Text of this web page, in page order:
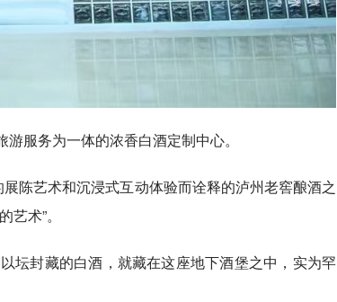
服务为一体的浓香白酒定制中心。
陈艺术和沉浸式互动体验而诠释的泸州老窖酿酒之
术”。
坛封藏的白酒，就藏在这座地下酒堡之中，实为罕